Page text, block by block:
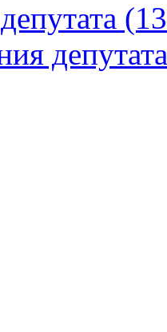
депутата